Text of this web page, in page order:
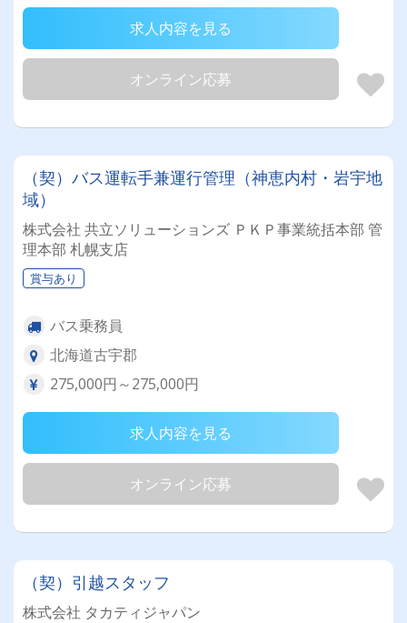
求人内容を見る
オンライン応募
（契）バス運転手兼運行管理（神恵内村・岩宇地
域）
株式会社 共立ソリューションズ ＰＫＰ事業統括本部 管
理本部 札幌支店
賞与あり
バス乗務員
北海道古宇郡
275,000円～275,000円
求人内容を見る
オンライン応募
（契）引越スタッフ
株式会社 タカティジャパン